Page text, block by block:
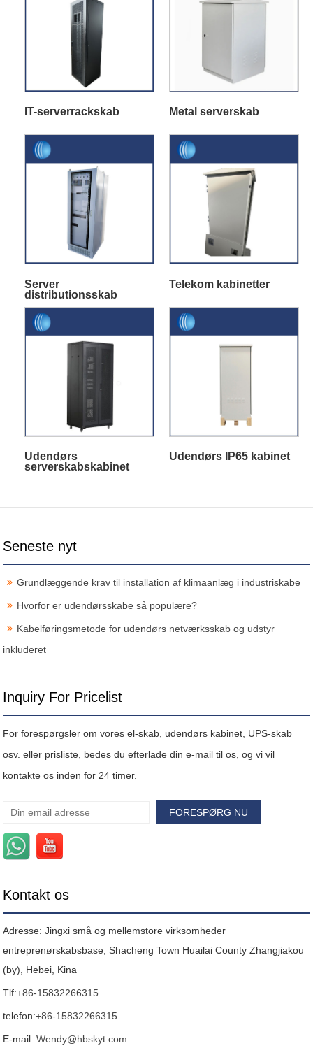
IT-serverrackskab Metal serverskab
Server
distributionsskab
Telekom kabinetter
Udendørs
serverskabskabinet
Udendørs IP65 kabinet
Seneste nyt
Grundlæggende krav til installation af klimaanlæg i industriskabe
Hvorfor er udendørsskabe så populære?
Kabelføringsmetode for udendørs netværksskab og udstyr
inkluderet
Inquiry For Pricelist
For forespørgsler om vores el-skab, udendørs kabinet, UPS-skab
osv. eller prisliste, bedes du efterlade din e-mail til os, og vi vil
kontakte os inden for 24 timer.
Kontakt os
Adresse: Jingxi små og mellemstore virksomheder
entreprenørskabsbase, Shacheng Town Huailai County Zhangjiakou
(by), Hebei, Kina
Tlf:+86-15832266315
telefon:+86-15832266315
E-mail:Wendy@hbskyt.com